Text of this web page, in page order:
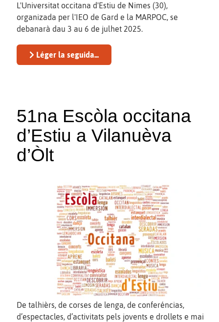
L'Universitat occitana d'Estiu de Nimes (30),
organizada per l'IEO de Gard e la MARPOC, se
debanarà dau 3 au 6 de julhet 2025.
Léger la seguida...
51na Escòla occitana
d’Estiu a Vilanuèva
d’Òlt
De talhièrs, de corses de lenga, de conferéncias,
d’espectacles, d’activitats pels jovents e drollets e mai